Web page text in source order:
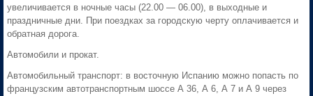
увеличивается в ночные часы (22.00 — 06.00), в выходные и
праздничные дни. При поездках за городскую черту оплачивается и
обратная дорога.
Автомобили и прокат.
Автомобильный транспорт: в восточную Испанию можно попасть по
французским автотранспортным шоссе А 36, А 6, А 7 и А 9 через